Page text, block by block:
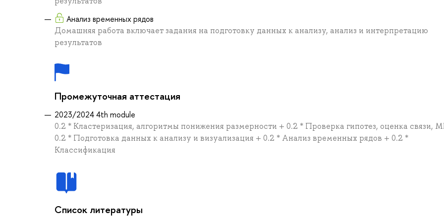
Анализ временных рядов
Домашняя работа включает задания на подготовку данных к анализу, анализ и интерпретацию
результатов
Промежуточная аттестация
2023/2024 4th module
0.2 * Кластеризация, алгоритмы понижения размерности + 0.2 * Проверка гипотез, оценка связи,
0.2 * Подготовка данных к анализу и визуализация + 0.2 * Анализ временных рядов + 0.2 *
Классификация
Список литературы